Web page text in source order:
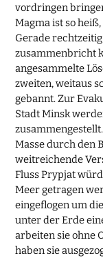
vordringen
Magma ist so
Gerade
zusammenbricht
angesammelte
zweiten, weitaus
gebannt. Zur
Stadt Minsk
Masse durch den
weitreichende
Fluss Prypjat
Meer getragen
eingeflogen um
unter der Erde
arbeiten sie ohne
haben sie